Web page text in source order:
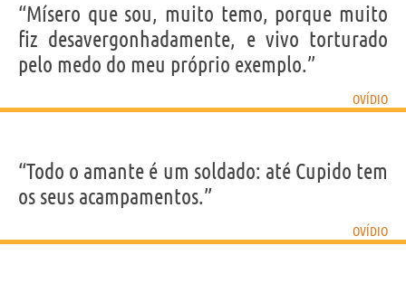
“Mísero que sou, muito temo, porque muito
fiz desavergonhadamente, e vivo torturado
pelo medo do meu próprio exemplo.”
OVÍDIO
“Todo o amante é um soldado: até Cupido tem
os seus acampamentos.”
OVÍDIO